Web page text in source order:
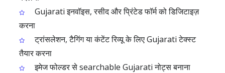
Gujarati इनवॉइस, रसीद और प्रिंटेड फॉर्म को डिजिटाइज़
करना
ट्रांसलेशन, टैगिंग या कंटेंट रिव्यू के लिए Gujarati टेक्स्ट
तैयार करना
इमेज फोल्डर से searchable Gujarati नोट्स बनाना